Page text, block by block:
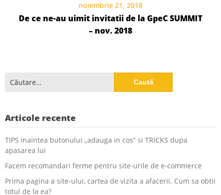
noiembrie 21, 2018
De ce ne-au uimit invitatii de la GpeC SUMMIT
– nov. 2018
Caută
după:
Articole recente
TIPS inaintea butonului „adauga in cos” si TRICKS dupa
apasarea lui
Facem recomandari ferme pentru site-urile de e-commerce
Prima pagina a site-ului, cartea de vizita a afacerii. Cum sa obtii
totul de la ea?